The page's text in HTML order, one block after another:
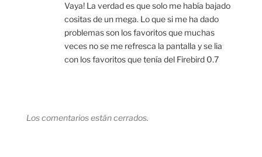
Vaya! La verdad es que solo me había bajado
cositas de un mega. Lo que si me ha dado
problemas son los favoritos que muchas
veces no se me refresca la pantalla y se lia
con los favoritos que tenía del Firebird 0.7
Los comentarios están cerrados.